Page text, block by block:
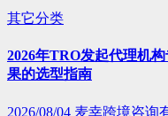
其它分类
2026年TRO发起代理机
果的选型指南
2026/08/04 麦幸跨境咨询